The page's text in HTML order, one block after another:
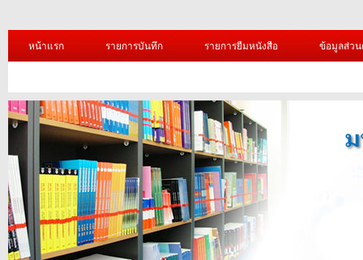
หน้าแรก รายการบันทึก รายการยืมหนังสือ ข้อมูลส่ว